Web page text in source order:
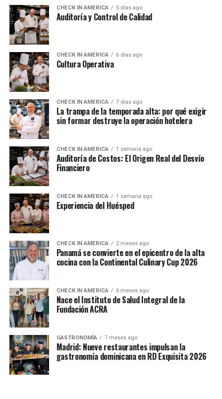
CHECK IN AMERICA 5 días ago
Auditoría y Control de Calidad
CHECK IN AMERICA 6 días ago
Cultura Operativa
CHECK IN AMERICA 7 días ago
La trampa de la temporada alta: por qué exigir
sin formar destruye la operación hotelera
CHECK IN AMERICA 1 semana ago
Auditoría de Costos: El Origen Real del Desvío
Financiero
CHECK IN AMERICA 1 semana ago
Experiencia del Huésped
CHECK IN AMERICA 2 meses ago
Panamá se convierte en el epicentro de la alta
cocina con la Continental Culinary Cup 2026
CHECK IN AMERICA 6 meses ago
Nace el Instituto de Salud Integral de la
Fundación ACRA
GASTRONOMÍA 7 meses ago
Madrid: Nueve restaurantes impulsan la
gastronomía dominicana en RD Exquisita 2026